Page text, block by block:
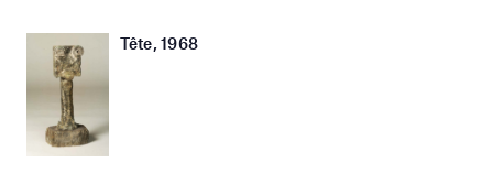
Tête, 1968